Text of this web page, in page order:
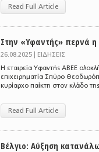
Read Full Article
Στην «Υφαντής» περνά η
26.08.2025 | ΕΙΔΗΣΕΙΣ
Η εταιρεία Υφαντής ΑΒΕΕ
επιχειρηματία Σπύρο
κυρίαρχο παίκτη στον κλάδο
Read Full Article
Βέλγιο: Αύξηση